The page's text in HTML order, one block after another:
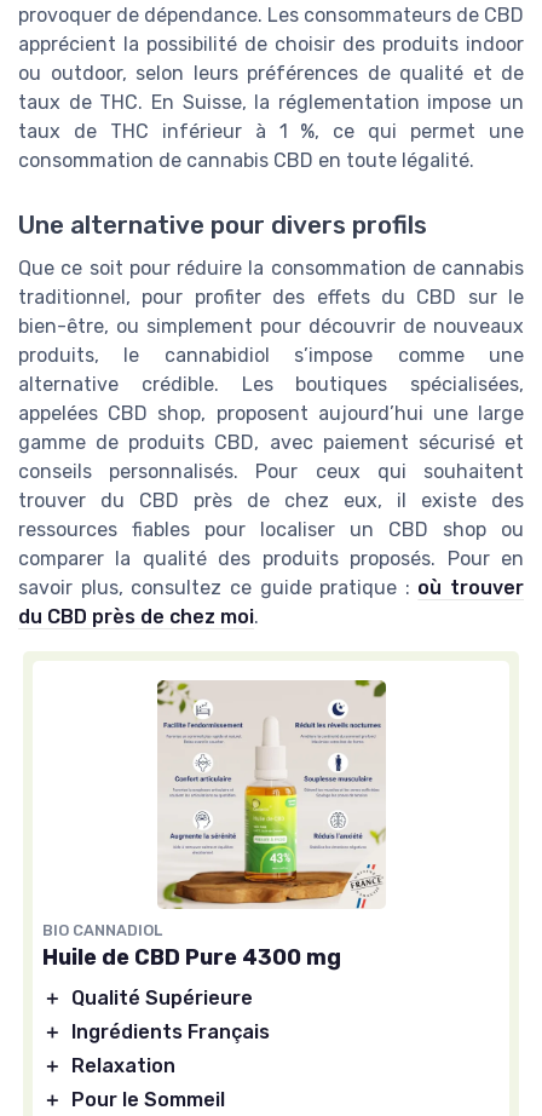
provoquer de dépendance. Les consommateurs de CBD
apprécient la possibilité de choisir des produits indoor
ou outdoor, selon leurs préférences de qualité et de
taux de THC. En Suisse, la réglementation impose un
taux de THC inférieur à 1 %, ce qui permet une
consommation de cannabis CBD en toute légalité.
Une alternative pour divers profils
Que ce soit pour réduire la consommation de cannabis
traditionnel, pour profiter des effets du CBD sur le
bien-être, ou simplement pour découvrir de nouveaux
produits, le cannabidiol s’impose comme une
alternative crédible. Les boutiques spécialisées,
appelées CBD shop, proposent aujourd’hui une large
gamme de produits CBD, avec paiement sécurisé et
conseils personnalisés. Pour ceux qui souhaitent
trouver du CBD près de chez eux, il existe des
ressources fiables pour localiser un CBD shop ou
comparer la qualité des produits proposés. Pour en
savoir plus, consultez ce guide pratique : où trouver
du CBD près de chez moi.
BIO CANNADIOL
Huile de CBD Pure 4300 mg
＋
Qualité Supérieure
＋
Ingrédients Français
＋
Relaxation
＋
Pour le Sommeil